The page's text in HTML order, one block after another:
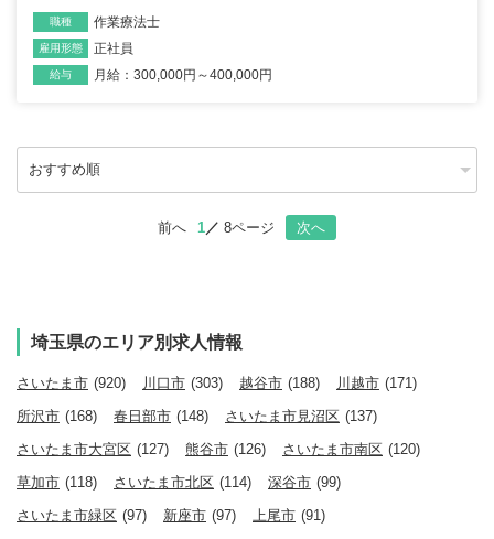
職種 作業療法士
雇用形態 正社員
給与 月給：300,000円～400,000円
前へ 1 8ページ 次へ
埼玉県のエリア別求人情報
さいたま市 (920) 川口市 (303) 越谷市 (188) 川越市 (171)
所沢市 (168) 春日部市 (148) さいたま市見沼区 (137)
さいたま市大宮区 (127) 熊谷市 (126) さいたま市南区 (120)
草加市 (118) さいたま市北区 (114) 深谷市 (99)
さいたま市緑区 (97) 新座市 (97) 上尾市 (91)